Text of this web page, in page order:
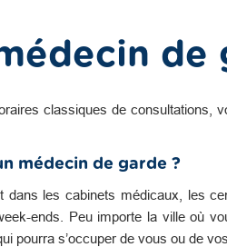
de
classiques de consultations,
médecin de garde ?
les cabinets médicaux, les
ends. Peu importe la ville où
pourra s’occuper de vous ou de